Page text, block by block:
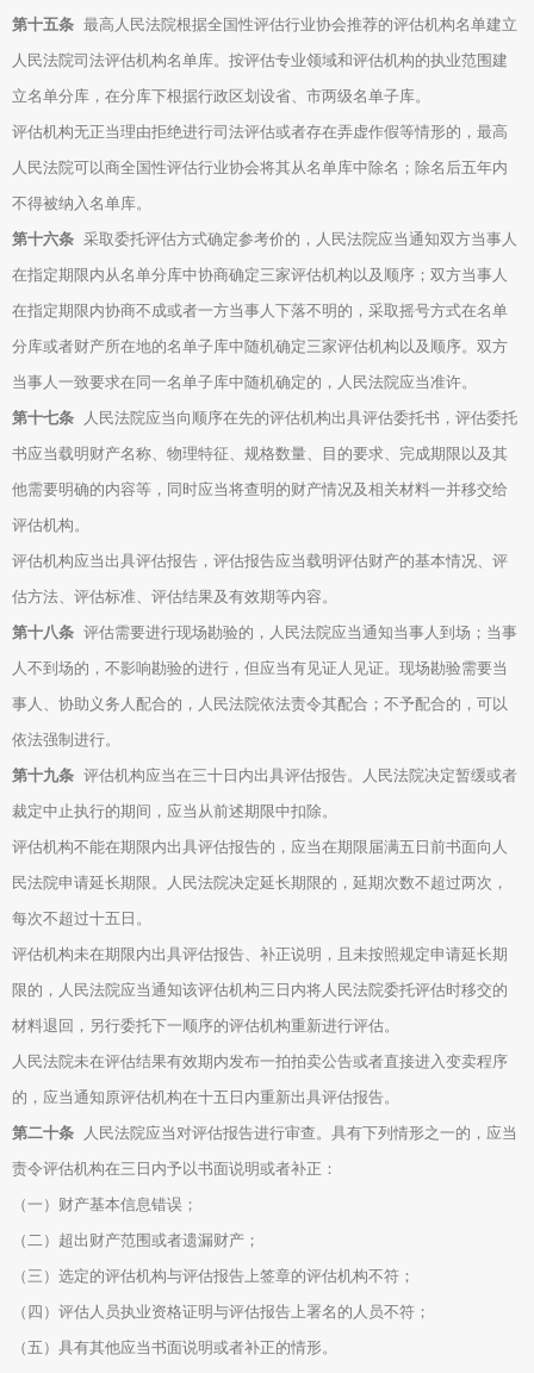
第十五条 最高人民法院根据全国性评估行业协会推荐的评估机构名单建立
人民法院司法评估机构名单库。按评估专业领域和评估机构的执业范围建
立名单分库，在分库下根据行政区划设省、市两级名单子库。
评估机构无正当理由拒绝进行司法评估或者存在弄虚作假等情形的，最高
人民法院可以商全国性评估行业协会将其从名单库中除名；除名后五年内
不得被纳入名单库。
第十六条 采取委托评估方式确定参考价的，人民法院应当通知双方当事人
在指定期限内从名单分库中协商确定三家评估机构以及顺序；双方当事人
在指定期限内协商不成或者一方当事人下落不明的，采取摇号方式在名单
分库或者财产所在地的名单子库中随机确定三家评估机构以及顺序。双方
当事人一致要求在同一名单子库中随机确定的，人民法院应当准许。
第十七条 人民法院应当向顺序在先的评估机构出具评估委托书，评估委托
书应当载明财产名称、物理特征、规格数量、目的要求、完成期限以及其
他需要明确的内容等，同时应当将查明的财产情况及相关材料一并移交给
评估机构。
评估机构应当出具评估报告，评估报告应当载明评估财产的基本情况、评
估方法、评估标准、评估结果及有效期等内容。
第十八条 评估需要进行现场勘验的，人民法院应当通知当事人到场；当事
人不到场的，不影响勘验的进行，但应当有见证人见证。现场勘验需要当
事人、协助义务人配合的，人民法院依法责令其配合；不予配合的，可以
依法强制进行。
第十九条 评估机构应当在三十日内出具评估报告。人民法院决定暂缓或者
裁定中止执行的期间，应当从前述期限中扣除。
评估机构不能在期限内出具评估报告的，应当在期限届满五日前书面向人
民法院申请延长期限。人民法院决定延长期限的，延期次数不超过两次，
每次不超过十五日。
评估机构未在期限内出具评估报告、补正说明，且未按照规定申请延长期
限的，人民法院应当通知该评估机构三日内将人民法院委托评估时移交的
材料退回，另行委托下一顺序的评估机构重新进行评估。
人民法院未在评估结果有效期内发布一拍拍卖公告或者直接进入变卖程序
的，应当通知原评估机构在十五日内重新出具评估报告。
第二十条 人民法院应当对评估报告进行审查。具有下列情形之一的，应当
责令评估机构在三日内予以书面说明或者补正：
（一）财产基本信息错误；
（二）超出财产范围或者遗漏财产；
（三）选定的评估机构与评估报告上签章的评估机构不符；
（四）评估人员执业资格证明与评估报告上署名的人员不符；
（五）具有其他应当书面说明或者补正的情形。